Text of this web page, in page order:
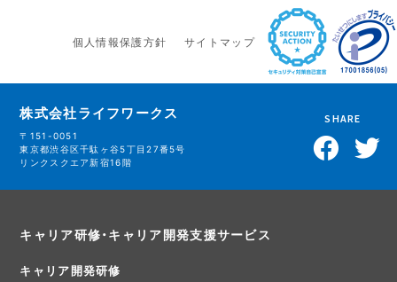
株式会社ライフワークス
〒151-0051
東京都渋谷区千駄ヶ谷5丁目27番5号
リンクスクエア新宿16階
SHARE
個人情報保護方針 サイトマップ
キャリア研修・キャリア開発支援サービス
キャリア開発研修